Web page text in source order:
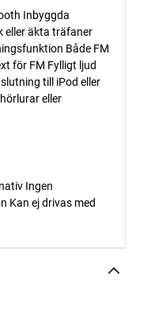
Inbyggda
eller äkta träfaner
Både FM
för FM Fylligt ljud
till iPod eller
eller
Ingen
Kan ej drivas med